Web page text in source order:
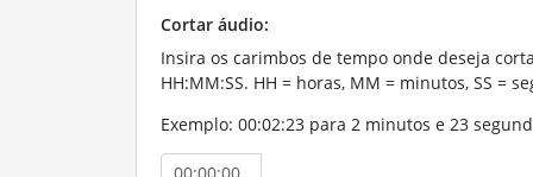
Cortar áudio:
Insira os carimbos de tempo onde deseja
HH:MM:SS. HH = horas, MM = minutos, SS =
Exemplo: 00:02:23 para 2 minutos e 23